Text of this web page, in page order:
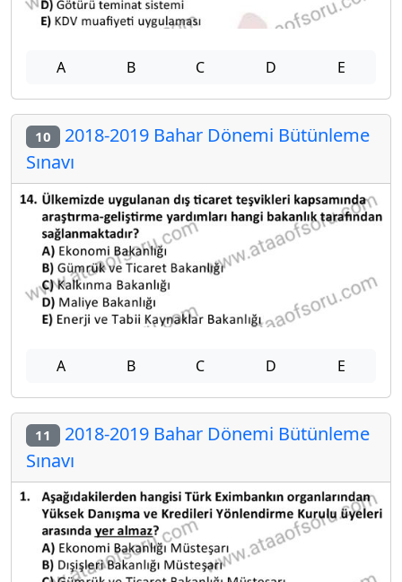
A B C D E
10 2018-2019 Bahar Dönemi Bütünleme
Sınavı
A B C D E
11 2018-2019 Bahar Dönemi Bütünleme
Sınavı